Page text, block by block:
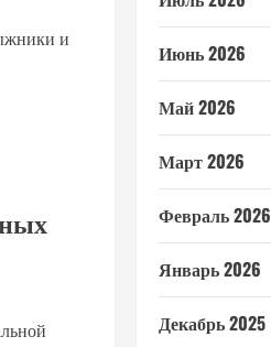
и
Июнь 2026
Май 2026
Март 2026
Февраль 2026
Январь 2026
Декабрь 2025